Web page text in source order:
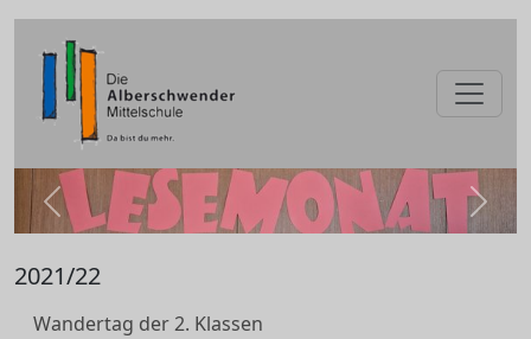
zurück
2021/22
Wandertag der 2. Klassen